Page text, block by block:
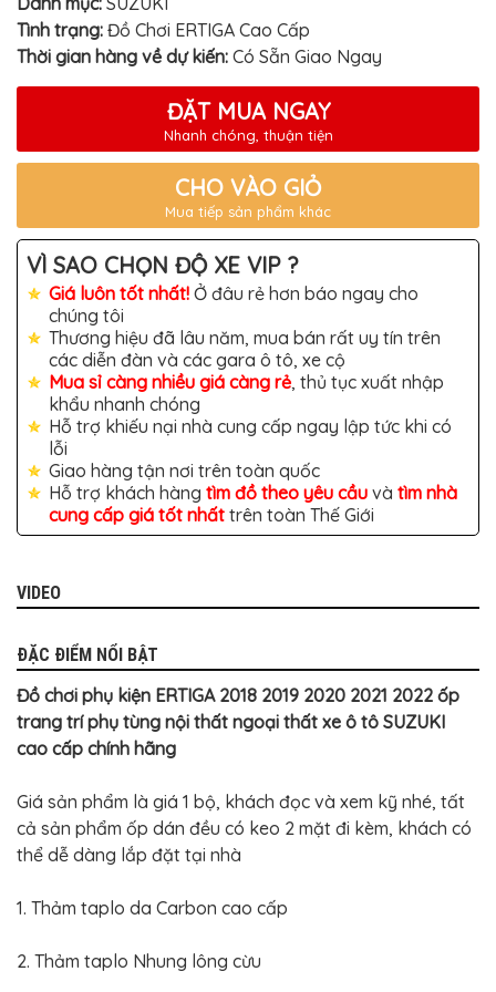
TÔ
ĐỒ
CHƠI
HƠI
ĐỒ
CAO
CẤP
ĐỒ
CHƠI
XE
MÁY
DÁN
DECAL
TÔ
ISUZU
BỌC
GHẾ
DA
PHỤ
XE
CAO
CẤP
ĐỒ
CHƠI
XE
ĐỒ
CÔNG
NGHỆ
KHÁC
Tình trạng: Đồ Chơi ERTIGA Cao Cấp
Thời gian hàng về dự kiến: Có Sẵn Giao Ngay
ĐẶT MUA NGAY
Nhanh chóng, thuận tiện
CHO VÀO GIỎ
Mua tiếp sản phẩm khác
VÌ SAO CHỌN ĐỘ XE VIP ?
Giá luôn tốt nhất! Ở đâu rẻ hơn báo ngay cho
chúng tôi
Thương hiệu đã lâu năm, mua bán rất uy tín trên
các diễn đàn và các gara ô tô, xe cộ
Mua sỉ càng nhiều giá càng rẻ, thủ tục xuất nhập
khẩu nhanh chóng
Hỗ trợ khiếu nại nhà cung cấp ngay lập tức khi có
lỗi
Giao hàng tận nơi trên toàn quốc
Hỗ trợ khách hàng tìm đồ theo yêu cầu và tìm nhà
cung cấp giá tốt nhất trên toàn Thế Giới
VIDEO
ĐẶC ĐIỂM NỔI BẬT
Đồ chơi phụ kiện ERTIGA 2018 2019 2020 2021 2022 ốp
trang trí phụ tùng nội thất ngoại thất xe ô tô SUZUKI
cao cấp chính hãng
Giá sản phẩm là giá 1 bộ, khách đọc và xem kỹ nhé, tất
cả sản phẩm ốp dán đều có keo 2 mặt đi kèm, khách có
thể dễ dàng lắp đặt tại nhà
1. Thảm taplo da Carbon cao cấp
2. Thảm taplo Nhung lông cừu